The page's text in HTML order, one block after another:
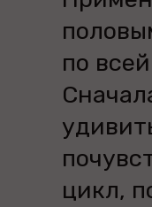
по
цикл,